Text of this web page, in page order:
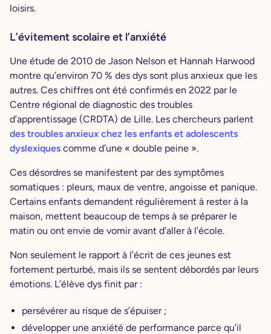
loisirs.
L’évitement scolaire et l’anxiété
Une étude de 2010 de Jason Nelson et Hannah Harwood
montre qu’environ 70 % des dys sont plus anxieux que les
autres. Ces chiffres ont été confirmés en 2022 par le
Centre régional de diagnostic des troubles
d’apprentissage (CRDTA) de Lille. Les chercheurs parlent
des troubles anxieux chez les enfants et adolescents
dyslexiques comme d’une « double peine ».
Ces désordres se manifestent par des symptômes
somatiques : pleurs, maux de ventre, angoisse et panique.
Certains enfants demandent régulièrement à rester à la
maison, mettent beaucoup de temps à se préparer le
matin ou ont envie de vomir avant d’aller à l’école.
Non seulement le rapport à l’écrit de ces jeunes est
fortement perturbé, mais ils se sentent débordés par leurs
émotions. L’élève dys finit par :
persévérer au risque de s’épuiser ;
développer une anxiété de performance parce qu’il